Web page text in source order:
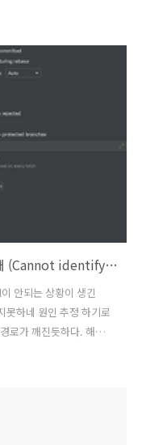
설정을 들어간다. 그리
거나 공유 할때"가 체크
에 회사알림도 1도 못받
는 DispalyLink를 사용
처럼 M1 MAC을 사용
인텔리제이에서 Git을 찾을 수 없을때 (Cannot identify version of git executable: no response)
안되는 상황이 생긴
못하네 원인 추정 하기로
로가 깨진듯하다. 해결
를 확인한다. ``` ➜ ~